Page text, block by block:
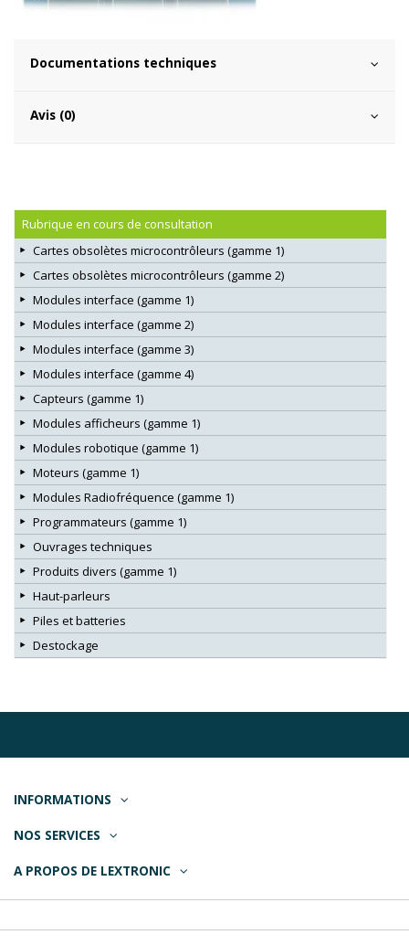
Documentations techniques
Avis (0)
Rubrique en cours de consultation
Cartes obsolètes microcontrôleurs (gamme 1)
Cartes obsolètes microcontrôleurs (gamme 2)
Modules interface (gamme 1)
Modules interface (gamme 2)
Modules interface (gamme 3)
Modules interface (gamme 4)
Capteurs (gamme 1)
Modules afficheurs (gamme 1)
Modules robotique (gamme 1)
Moteurs (gamme 1)
Modules Radiofréquence (gamme 1)
Programmateurs (gamme 1)
Ouvrages techniques
Produits divers (gamme 1)
Haut-parleurs
Piles et batteries
Destockage
INFORMATIONS
NOS SERVICES
A PROPOS DE LEXTRONIC